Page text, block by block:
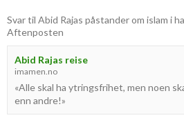
Svar til Abid Rajas påstander om islam i
Aftenposten
Abid Rajas reise
imamen.no
«Alle skal ha ytringsfrihet, men noen
enn andre!»